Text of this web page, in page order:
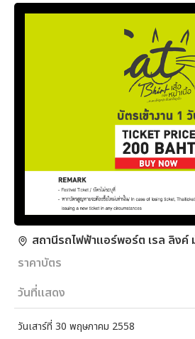
สถานีรถไฟฟ้าแอร์พอร์ต เรล ลิงค์
ราคาบัตร
วันที่แสดง
วันเสาร์ที่ 30 พฤษภาคม 2558